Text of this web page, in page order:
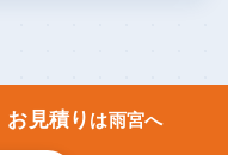
見積り は雨宮へ